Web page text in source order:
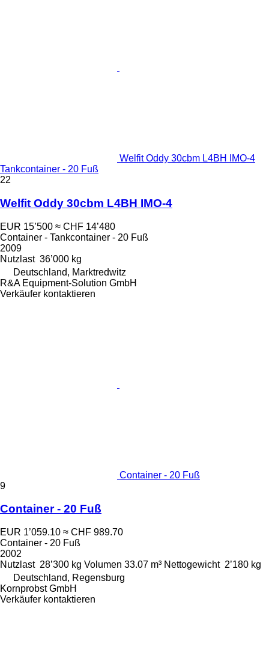
Welfit Oddy 30cbm L4BH IMO-4
Tankcontainer - 20 Fuß
22
Welfit Oddy 30cbm L4BH IMO-4
EUR 15’500 ≈ CHF 14’480
Container - Tankcontainer - 20 Fuß
2009
Nutzlast 36’000 kg
Deutschland, Marktredwitz
R&A Equipment-Solution GmbH
Verkäufer kontaktieren
Container - 20 Fuß
9
Container - 20 Fuß
EUR 1’059.10 ≈ CHF 989.70
Container - 20 Fuß
2002
Nutzlast 28’300 kg Volumen 33.07 m³ Nettogewicht 2’180 kg
Deutschland, Regensburg
Kornprobst GmbH
Verkäufer kontaktieren